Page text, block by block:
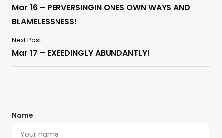
Mar 16 – PERVERSINGIN ONES OWN WAYS AND
BLAMELESSNESS!
Next Post
Mar 17 – EXEEDINGLY ABUNDANTLY!
Name